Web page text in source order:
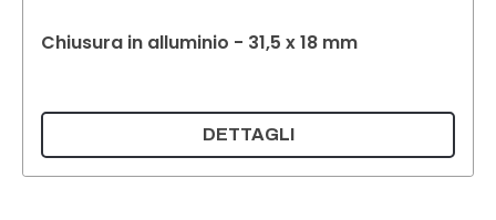
Chiusura in alluminio - 31,5 x 18 mm
DETTAGLI